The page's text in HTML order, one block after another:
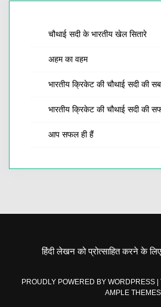
चौथाई सदी के भारतीय खेल सितारे
अहम का वहम
भारतीय क्रिकेट की चौथाई सदी की
भारतीय क्रिकेट की चौथाई सदी की
आप सफल ही हैं
हिंदी लेखन को प्रोत्साहित करने के
PROUDLY POWERED BY WORDPRESS
AMPLE THEMES